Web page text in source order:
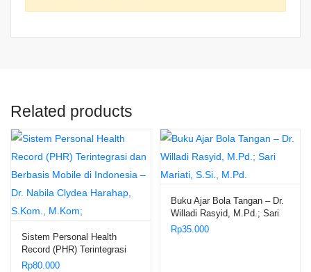
Related products
Sistem Personal Health
Record (PHR) Terintegrasi
dan Berbasis Mobile di
Rp80.000
Buku Ajar Bola Tangan – Dr.
Willadi Rasyid, M.Pd.; Sari
Mariati, S.Si., M.Pd.
Rp35.000